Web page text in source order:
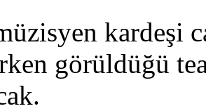
kardeşi
görüldüğü